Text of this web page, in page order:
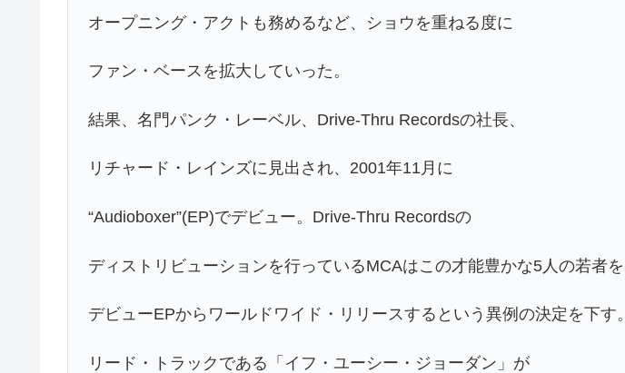
オープニング・アクトも務めるなど、ショウを重ねる度に
ファン・ベースを拡大していった。
結果、名門パンク・レーベル、Drive-Thru Recordsの社長、
リチャード・レインズに見出され、2001年11月に
“Audioboxer”(EP)でデビュー。Drive-Thru Recordsの
ディストリビューションを行っているMCAはこの才能豊かな5人の若者を
デビューEPからワールドワイド・リリースするという異例の決定を下す。
リード・トラックである「イフ・ユーシー・ジョーダン」が